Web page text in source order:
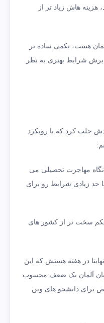
هزینه هاش زیاد تر از
هست، یکمی ساده تر
شرایط بهتری به نظر
جلب کرد که با رویکرد
نگاه مهاجرت تحصیلی می
حد زیادی شرایط رو برای
یکم سخت تر از کشور های
10 تا 20 ساعت نهایتا در هفته هستش که این
آلمان یک ضعف محسوب
برای دانشجو های وین